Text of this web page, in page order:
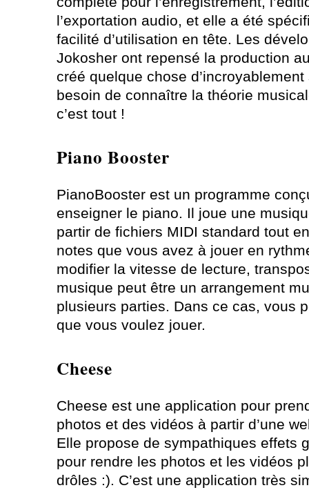
l’exportation audio, et elle a été
facilité d’utilisation en tête. Les
Jokosher ont repensé la production
créé quelque chose
besoin de connaître la théorie
c’est tout !
Piano Booster
PianoBooster est un programme
enseigner le piano. Il joue une
partir de fichiers MIDI standard tout
notes que vous avez à jouer en
modifier la vitesse de lecture,
musique peut être un arrangement
plusieurs parties. Dans ce cas, vous
que vous voulez jouer.
Cheese
Cheese est une application pour
photos et des vidéos à partir d’une
Elle propose de sympathiques effets
pour rendre les photos et les vidéos
drôles :). C’est une application très